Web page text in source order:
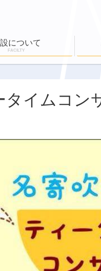
について
FACILTY
イムコン